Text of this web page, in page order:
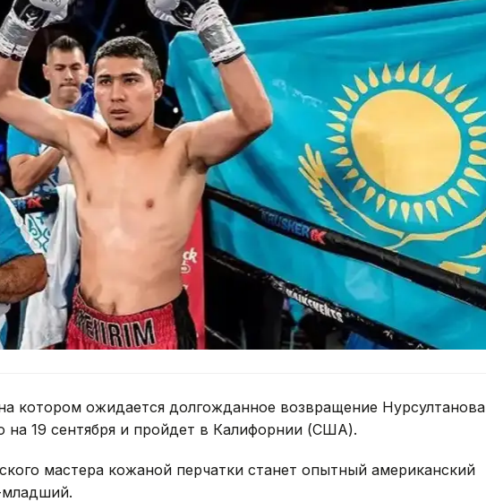
котором ожидается долгожданное возвращение Нурсултанова
на 19 сентября и пройдет в Калифорнии (США).
мастера кожаной перчатки станет опытный американский
младший.